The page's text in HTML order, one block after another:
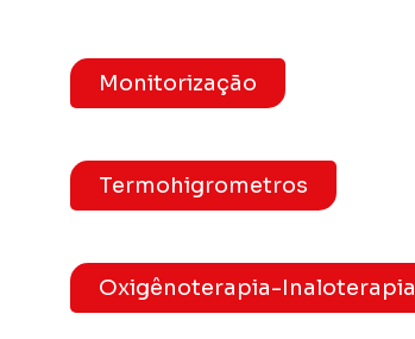
Monitorização
Termohigrometros
Oxigênoterapia-Inaloterapia